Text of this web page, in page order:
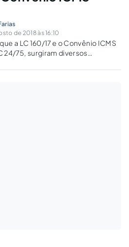
de 2018 às 16:10
a LC 160/17 e o Convênio ICMS
24/75, surgiram diversos
explicitados por este artigo.